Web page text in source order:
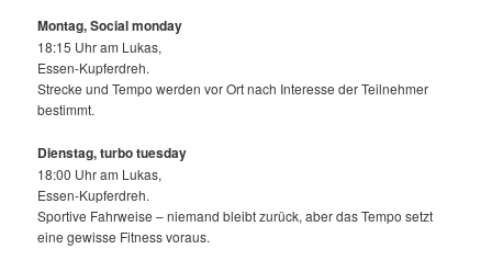
Montag, Social monday
18:15 Uhr am Lukas,
Essen-Kupferdreh.
Strecke und Tempo werden vor Ort nach Interesse der Teilnehmer
bestimmt.
Dienstag, turbo tuesday
18:00 Uhr am Lukas,
Essen-Kupferdreh.
Sportive Fahrweise – niemand bleibt zurück, aber das Tempo setzt
eine gewisse Fitness voraus.